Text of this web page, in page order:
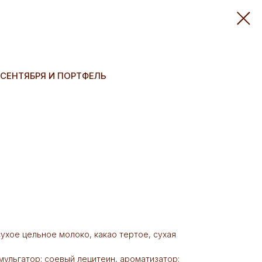
И ПОРТФЕЛЬ
цельное молоко, какао тертое, сухая
соевый лецитеин, ароматизатор: